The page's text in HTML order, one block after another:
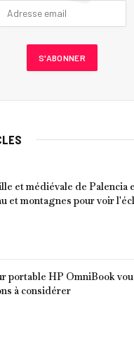
et médiévale de Palencia
et montagnes pour voir
portable HP OmniBook
à considérer